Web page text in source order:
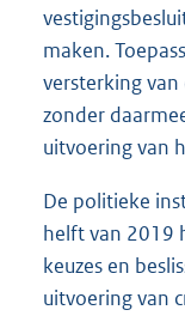
maken.
versterking
zonder
uitvoering van
De politieke
helft van 2019
keuzes en
uitvoering van